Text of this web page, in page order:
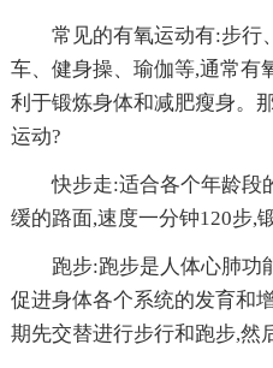
常见的有氧运动有:步行
车、健身操、瑜伽等,通常有
利于锻炼身体和减肥瘦身。
运动?
快步走:适合各个年龄段
缓的路面,速度一分钟120步,
跑步:跑步是人体心肺功
促进身体各个系统的发育和
期先交替进行步行和跑步,然